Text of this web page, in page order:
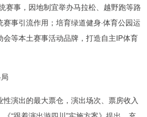
赛事，因地制宜举办马拉松、越野跑等路
事引流作用；培育绿道健身·体育公园运
等本土赛事活动品牌，打造自主IP体育
性演出的最大票仓，演出场次、票房收入